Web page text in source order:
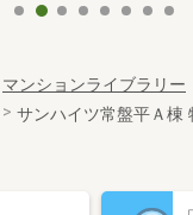
マンションライブラリー
サンハイツ常盤平Ａ棟